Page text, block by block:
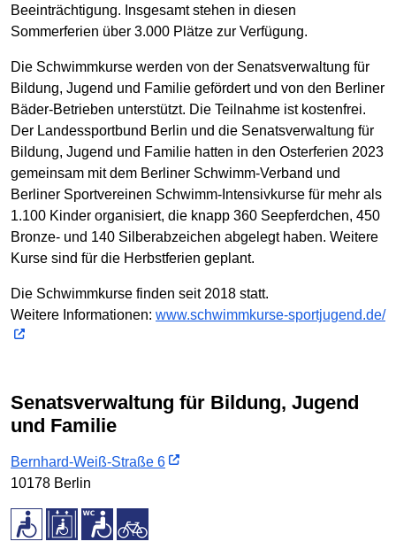
Beeinträchtigung. Insgesamt stehen in diesen
Sommerferien über 3.000 Plätze zur Verfügung.
Die Schwimmkurse werden von der Senatsverwaltung für
Bildung, Jugend und Familie gefördert und von den Berliner
Bäder-Betrieben unterstützt. Die Teilnahme ist kostenfrei.
Der Landessportbund Berlin und die Senatsverwaltung für
Bildung, Jugend und Familie hatten in den Osterferien 2023
gemeinsam mit dem Berliner Schwimm-Verband und
Berliner Sportvereinen Schwimm-Intensivkurse für mehr als
1.100 Kinder organisiert, die knapp 360 Seepferdchen, 450
Bronze- und 140 Silberabzeichen abgelegt haben. Weitere
Kurse sind für die Herbstferien geplant.
Die Schwimmkurse finden seit 2018 statt.
Weitere Informationen: www.schwimmkurse-sportjugend.de/
Senatsverwaltung für Bildung, Jugend
und Familie
Bernhard-Weiß-Straße 6
10178 Berlin